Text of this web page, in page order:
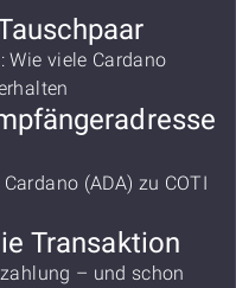
Wie viele Cardano
(ADA) zu COTI
Transaktion
– und schon